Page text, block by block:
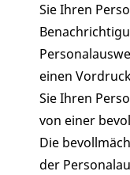
Sie Ihren
einen
Sie Ihren
von einer
Die
der